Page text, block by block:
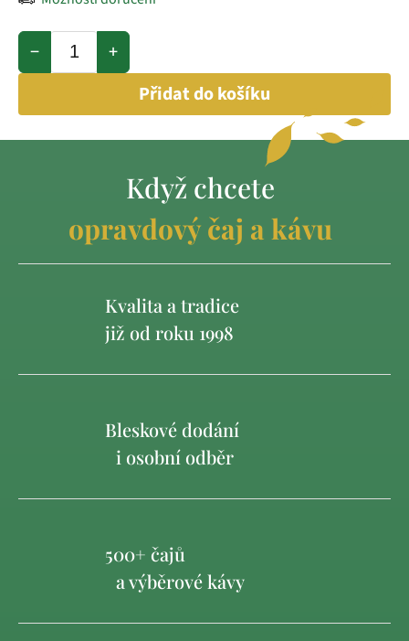
+
−
Přidat do košíku
Když chcete
opravdový čaj a kávu
Kvalita a tradice
již od roku 1998
Bleskové dodání
i osobní odběr
500+ čajů
a výběrové kávy